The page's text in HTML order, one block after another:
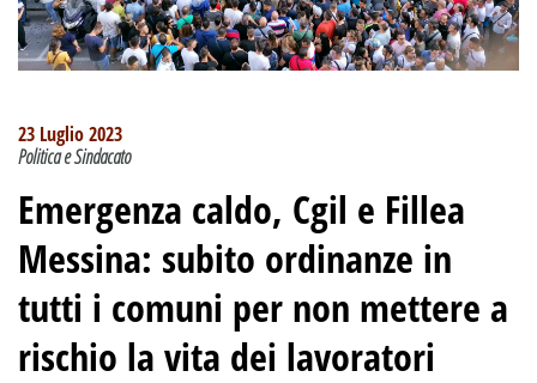
23 Luglio 2023
Politica e Sindacato
Emergenza caldo, Cgil e Fillea
Messina: subito ordinanze in
tutti i comuni per non mettere a
rischio la vita dei lavoratori